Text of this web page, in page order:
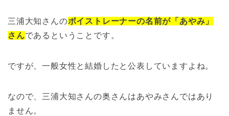
三浦大知さんのボイストレーナーの名前が「あやみ」
さ んである ということです。
ですが、一般女性と結婚したと公表していますよね。
なので、三浦大知さんの奥さんはあやみさんではあり
ません。